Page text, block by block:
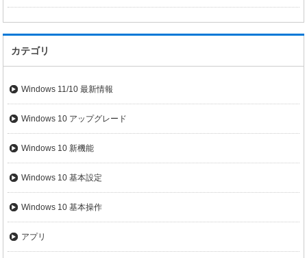
カテゴリ
Windows 11/10 最新情報
Windows 10 アップグレード
Windows 10 新機能
Windows 10 基本設定
Windows 10 基本操作
アプリ